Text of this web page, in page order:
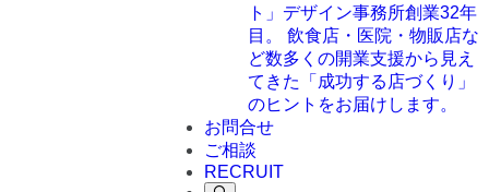
ト」 デザイン事務所創業32年
目。 飲食店・医院・物販店な
ど数多くの開業支援から見え
てきた「成功する店づくり」
のヒントをお届けします。
お問合せ
ご相談
RECRUIT